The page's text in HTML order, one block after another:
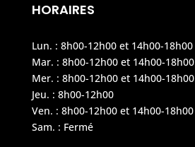
HORAIRES
Lun. : 8h00-12h00 et 14h00-18h00
Mar. : 8h00-12h00 et 14h00-18h00
Mer. : 8h00-12h00 et 14h00-18h00
Jeu. : 8h00-12h00
Ven. : 8h00-12h00 et 14h00-18h00
Sam. : Fermé